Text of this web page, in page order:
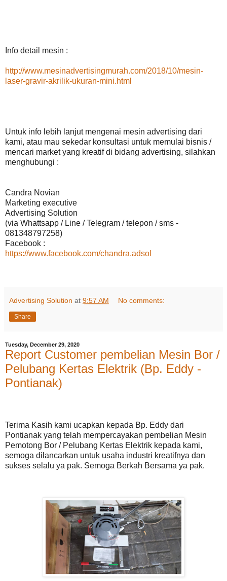
Info detail mesin :
http://www.mesinadvertisingmurah.com/2018/10/mesin-
laser-gravir-akrilik-ukuran-mini.html
Untuk info lebih lanjut mengenai mesin advertising dari
kami, atau mau sekedar konsultasi untuk memulai bisnis /
mencari market yang kreatif di bidang advertising, silahkan
menghubungi :
Candra Novian
Marketing executive
Advertising Solution
(via Whattsapp / Line / Telegram / telepon / sms -
081348797258)
Facebook :
https://www.facebook.com/chandra.adsol
Advertising Solution at 9:57 AM No comments:
Share
Tuesday, December 29, 2020
Report Customer pembelian Mesin Bor /
Pelubang Kertas Elektrik (Bp. Eddy -
Pontianak)
Terima Kasih kami ucapkan kepada Bp. Eddy dari
Pontianak yang telah mempercayakan pembelian Mesin
Pemotong Bor / Pelubang Kertas Elektrik kepada kami,
semoga dilancarkan untuk usaha industri kreatifnya dan
sukses selalu ya pak. Semoga Berkah Bersama ya pak.